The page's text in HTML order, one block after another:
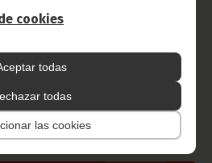
cookies
todas
todas
las cookies
Instituciones
de Guinea Ecuatorial